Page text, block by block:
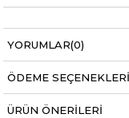
YORUMLAR(0)
ÖDEME SEÇENEKLERI
ÜRÜN ÖNERILERI